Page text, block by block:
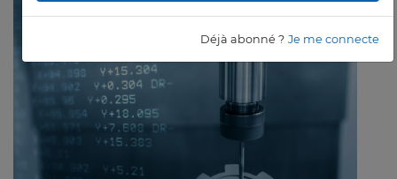
Déjà abonné ? Je me connecte